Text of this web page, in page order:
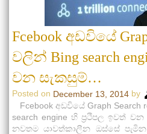
Fcebook අඩවියේ
වලින් Bing search
වන සැකසුම්…
Posted on December 13, 2014 by
Fcebook අඩවියේ Graph Search
search engine හි ප්‍රථිපල ඉවත්
නවතම යාවත්කාලීන ඔස්සේ